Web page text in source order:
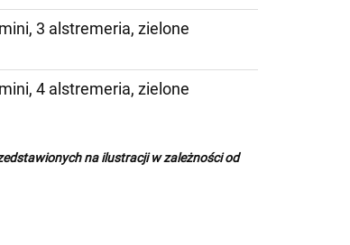
3 alstremeria, zielone
4 alstremeria, zielone
na ilustracji w zależności od